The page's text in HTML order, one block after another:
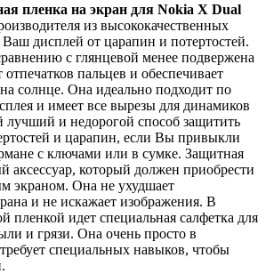
пленка на экран для Nokia X Dual
из высококачественных
дисплей от царапин и потертостей.
с глянцевой менее подвержена
отпечатков пальцев и обеспечивает
солнце. Она идеально подходит по
и имеет все вырезы для динамиков
и недорогой способ защитить
и царапин, если Вы привыкли
с ключами или в сумке. Защитная
аксессуар, который должен приобрести
экраном. Она не ухудшает
и не искажает изображения. В
пленкой идет специальная салфетка для
и грязи. Она очень просто в
специальных навыков, чтобы